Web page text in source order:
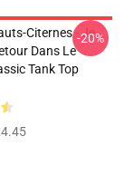
Citernes - Je
Dans Le
Tank Top
-20%